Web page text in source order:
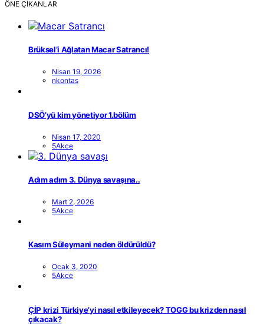
ÖNE ÇIKANLAR
Brüksel’i Ağlatan Macar Satrancı!
Nisan 19, 2026
nkontas
DSÖ’yü kim yönetiyor 1.bölüm
Nisan 17, 2020
5Akce
Adım adım 3. Dünya savaşına..
Mart 2, 2026
5Akce
Kasım Süleymani neden öldürüldü?
Ocak 3, 2020
5Akce
ÇİP krizi Türkiye’yi nasıl etkileyecek? TOGG bu krizden nasıl
çıkacak?